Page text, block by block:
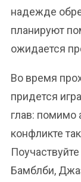
надежде
планируют
ожидается
Во время
придется
глав: помимо
конфликте
Бамблби,